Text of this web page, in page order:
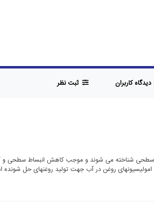
دیدگاه کاربران ثبت نظر